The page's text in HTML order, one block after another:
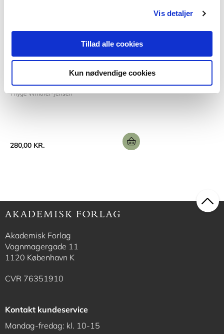
Vis detaljer
Tillad alle cookies
Kun nødvendige cookies
Softcover
Thyge Winther-Jensen
280,00 KR.
Akademisk Forlag
Vognmagergade 11
1120 København K
CVR 76351910
Kontakt kundeservice
Mandag-fredag: kl. 10-15